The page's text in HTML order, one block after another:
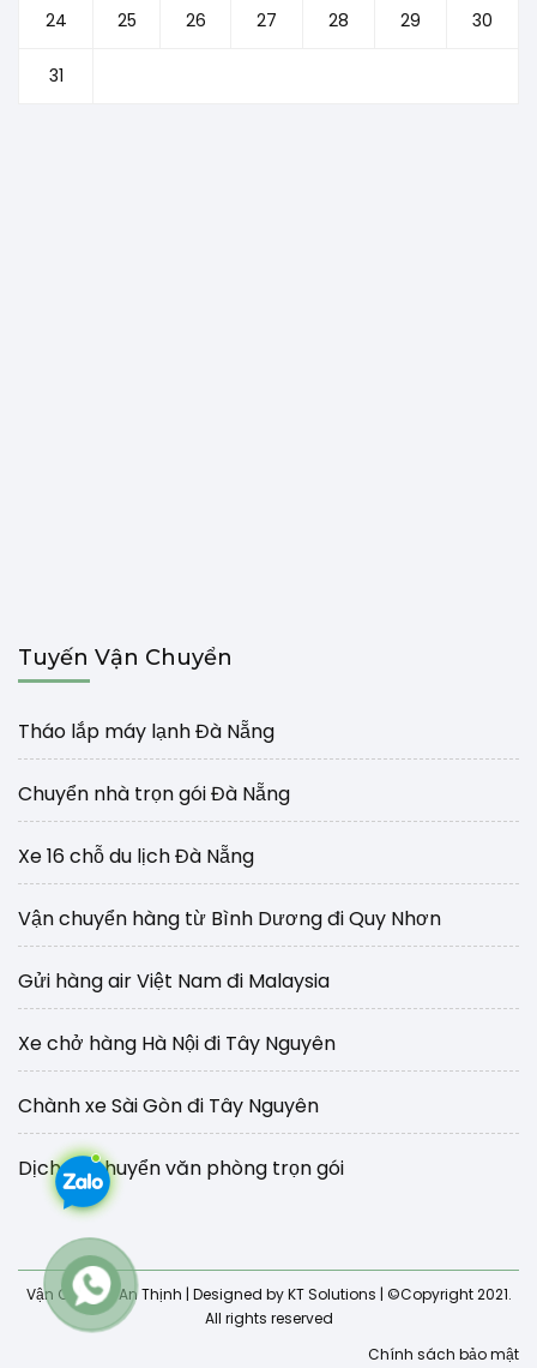
24 25 26 27 28 29 30
31
Tuyến Vận Chuyển
Tháo lắp máy lạnh Đà Nẵng
Chuyển nhà trọn gói Đà Nẵng
Xe 16 chỗ du lịch Đà Nẵng
Vận chuyển hàng từ Bình Dương đi Quy Nhơn
Gửi hàng air Việt Nam đi Malaysia
Xe chở hàng Hà Nội đi Tây Nguyên
Chành xe Sài Gòn đi Tây Nguyên
Dịch vụ chuyển văn phòng trọn gói
Vận Chuyển An Thịnh | Designed by KT Solutions | ©Copyright 2021.
All rights reserved
Chính sách bảo mật